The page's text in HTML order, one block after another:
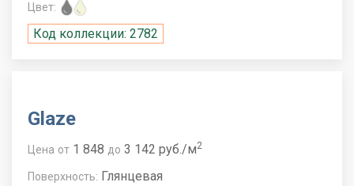
Цвет:
Код коллекции: 2782
Glaze
Цена от 1 848 до 3 142 руб./м2
Поверхность: Глянцевая